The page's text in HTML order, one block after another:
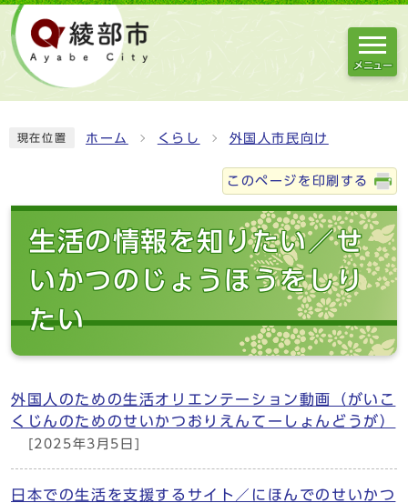
メニュー
現在位置 ホーム くらし 外国人市民向け
このページを印刷する
生活の情報を知りたい／せ
いかつのじょうほうをしり
たい
外国人のための生活オリエンテーション動画（がいこ
くじんのためのせいかつおりえんてーしょんどうが）
[2025年3月5日]
日本での生活を支援するサイト／にほんでのせいかつ